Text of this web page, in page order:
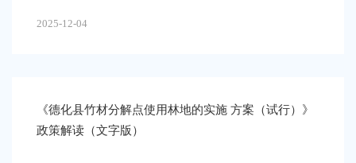
2025-12-04
《德化县竹材分解点使用林地的实施 方案（试行）》
政策解读（文字版）